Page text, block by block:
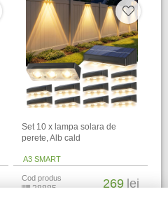
Set 10 x lampa solara de
perete, Alb cald
A3 SMART
Cod produs
28885 269 lei